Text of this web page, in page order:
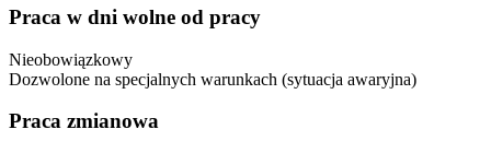
Praca w dni wolne od pracy
Nieobowiązkowy
Dozwolone na specjalnych warunkach (sytuacja awaryjna)
Praca zmianowa